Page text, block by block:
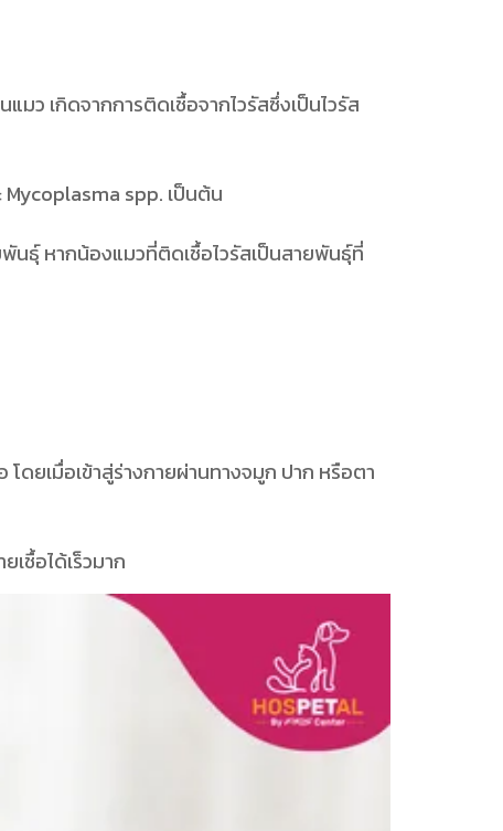
ว เกิดจากการติดเชื้อจากไวรัสซึ่งเป็นไวรัส
spp. เป็นต้น
นธุ์ หากน้องแมวที่ติดเชื้อไวรัสเป็นสายพันธุ์ที่
ยเมื่อเข้าสู่ร่างกายผ่านทางจมูก ปาก หรือตา
ชื้อได้เร็วมาก